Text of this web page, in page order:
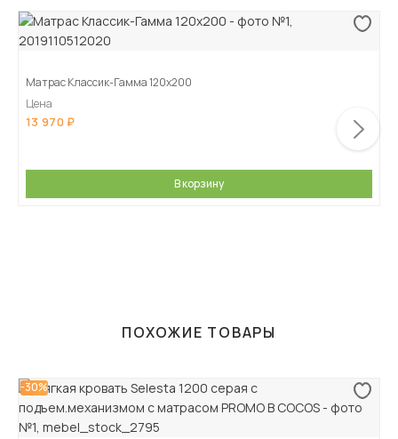
Матрас Классик-Гамма 120х200
Цена
13 970
В корзину
ПОХОЖИЕ ТОВАРЫ
-30%